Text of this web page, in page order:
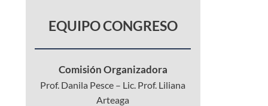
EQUIPO CONGRESO
Comisión Organizadora
Prof. Danila Pesce – Lic. Prof. Liliana
Arteaga